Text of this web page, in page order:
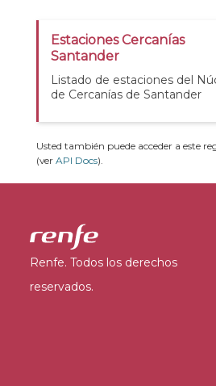
Estaciones Cercanías
Santander
Listado de estaciones del
de Cercanías de Santander
Usted también puede acceder a este
(ver API Docs).
Renfe. Todos los derechos
reservados.